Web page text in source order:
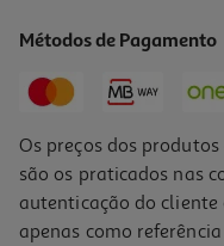
Métodos de Pagamento
Os preços dos
são os praticados nas
autenticação do cliente
apenas como